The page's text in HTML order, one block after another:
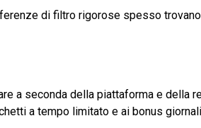
di filtro rigorose spesso
a seconda della piattaforma e della
a tempo limitato e ai bonus